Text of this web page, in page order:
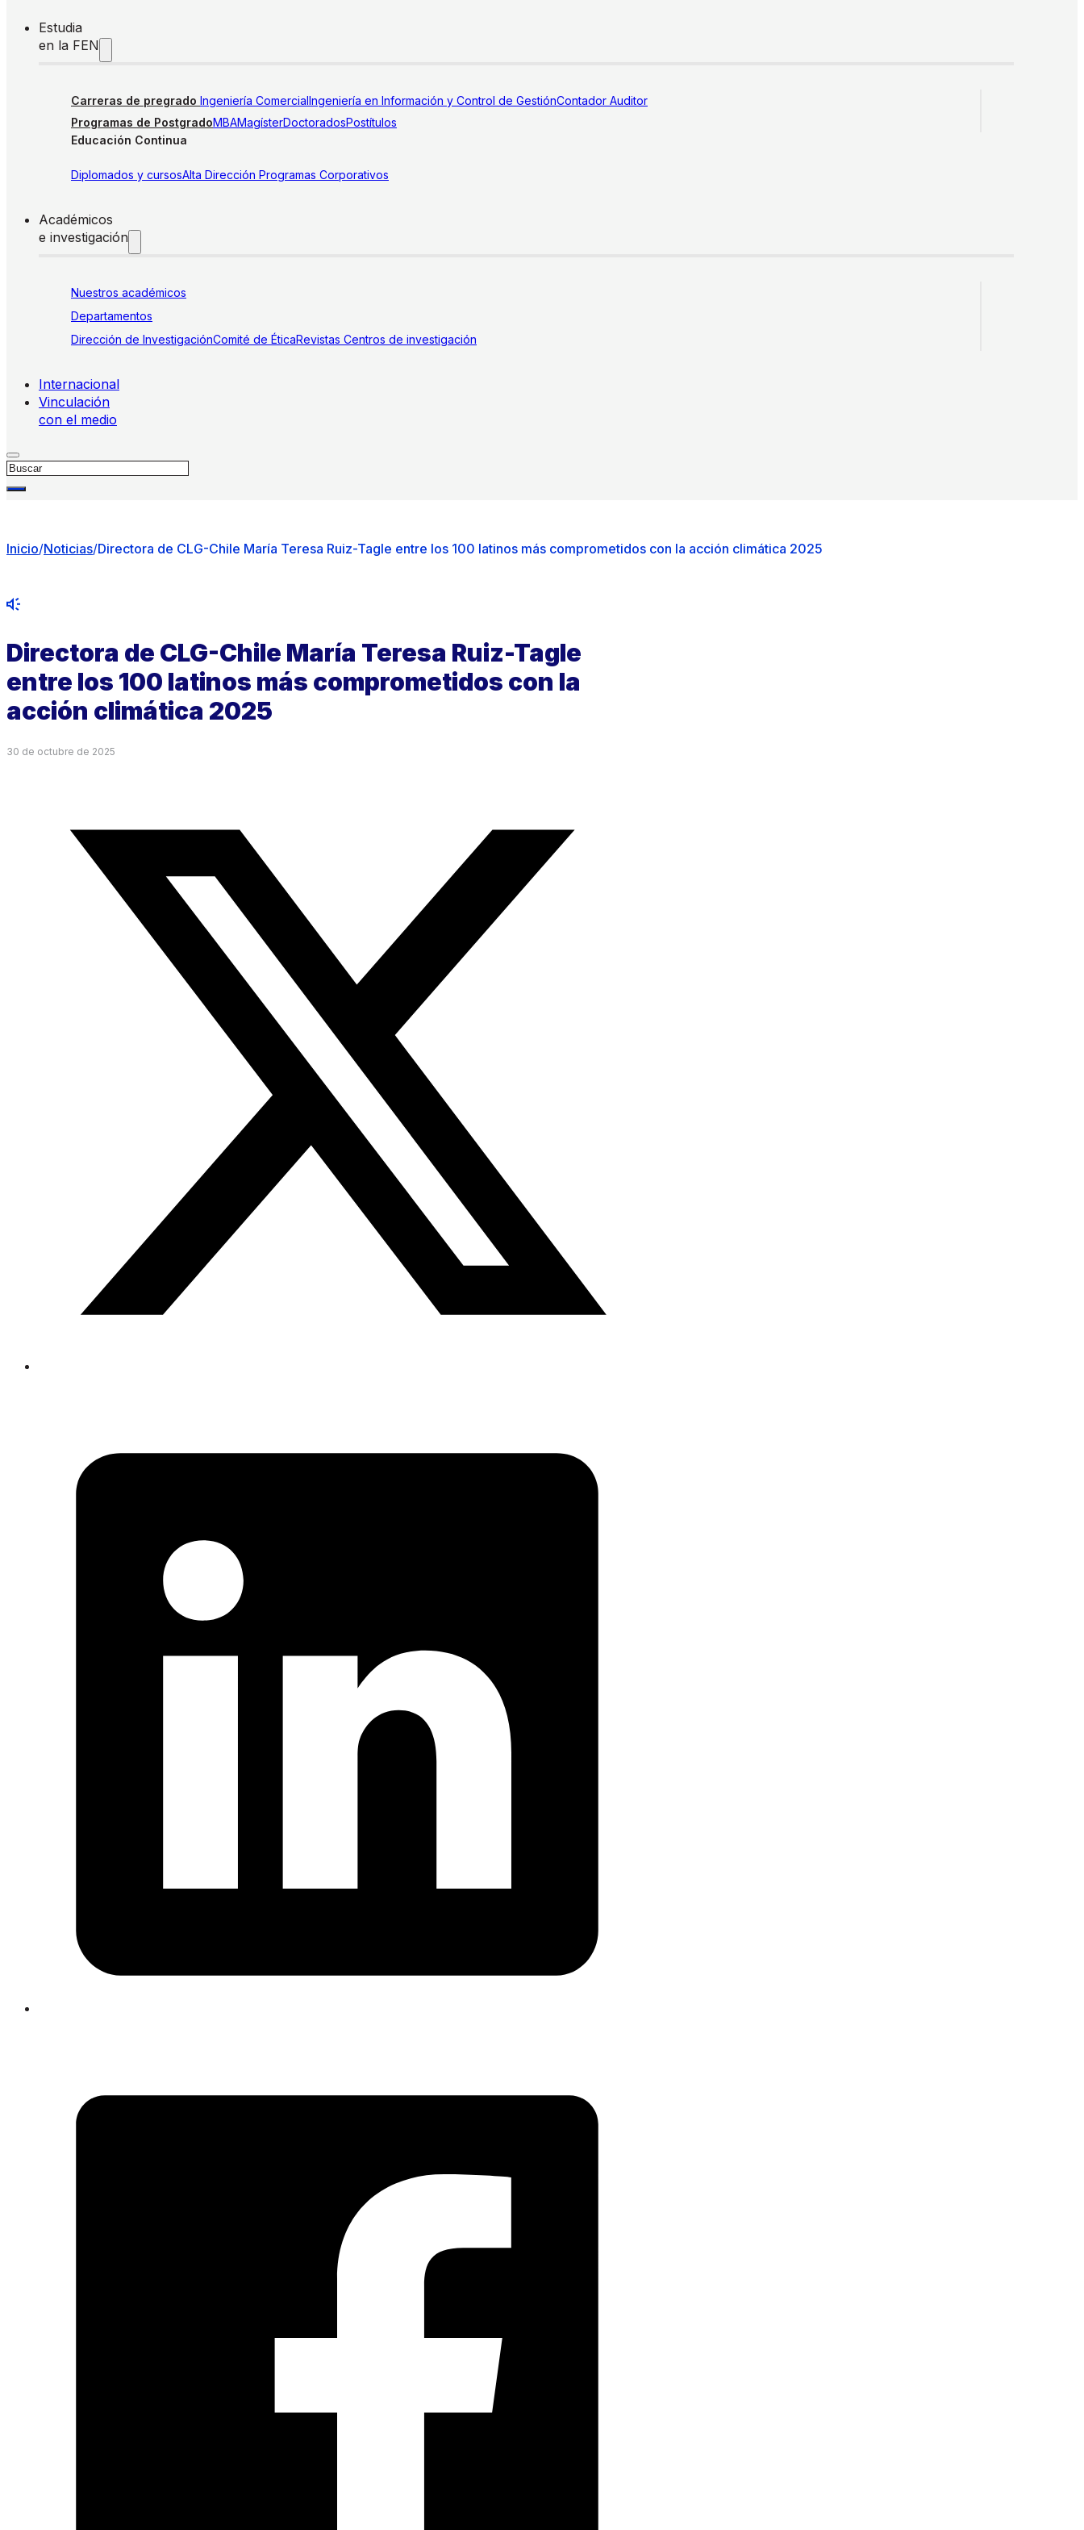
Estudia
en la FEN
Carreras de pregrado Ingeniería ComercialIngeniería en Información y Control de GestiónContador Auditor
Programas de PostgradoMBAMagísterDoctoradosPostítulos
Educación Continua
Diplomados y cursosAlta Dirección Programas Corporativos
Académicos
e investigación
Nuestros académicos
Departamentos
Dirección de InvestigaciónComité de ÉticaRevistas Centros de investigación
Internacional
Vinculación
con el medio
Buscar
Inicio/Noticias/Directora de CLG-Chile María Teresa Ruiz-Tagle entre los 100 latinos más comprometidos con la acción climática 2025
Directora de CLG-Chile María Teresa Ruiz-Tagle
entre los 100 latinos más comprometidos con la
acción climática 2025
30 de octubre de 2025